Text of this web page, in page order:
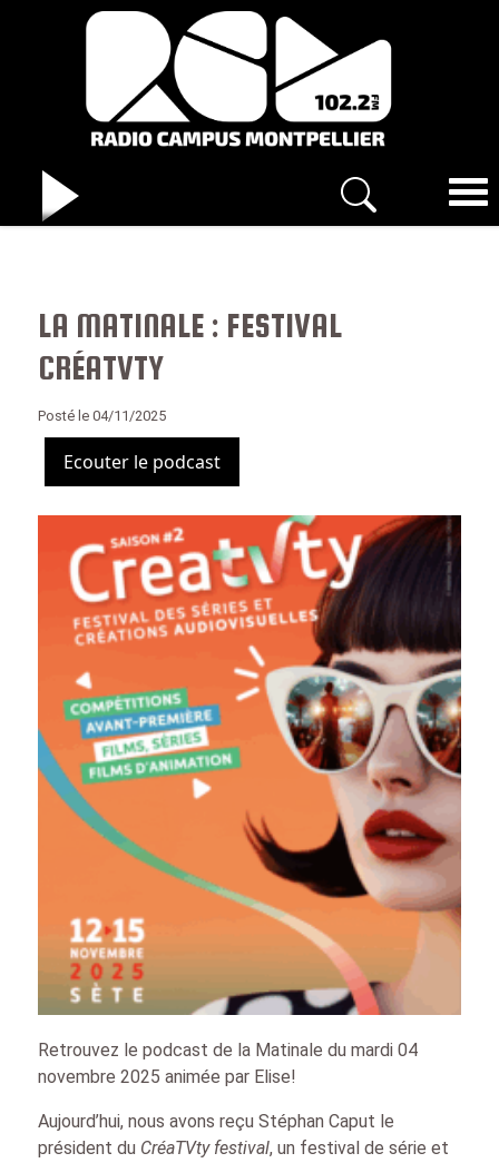
LA MATINALE : FESTIVAL
CRÉATVTY
Posté le 04/11/2025
Ecouter le podcast
Retrouvez le podcast de la Matinale du mardi 04
novembre 2025 animée par Elise!
Aujourd’hui, nous avons reçu Stéphan Caput le
président du CréaTVty festival, un festival de série et